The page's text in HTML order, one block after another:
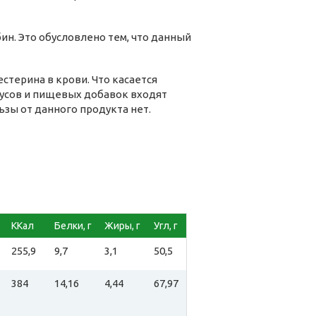
Это обусловлено тем, что данный
в крови. Что касается
и пищевых добавок входят
от данного продукта нет.
ККал Белки, г Жиры, г Угл, г
255,9 9,7 3,1 50,5
384 14,16 4,44 67,97